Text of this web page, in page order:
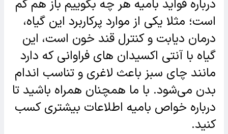
درباره فواید بامیه هر چه بگوییم باز هم کم
است؛ مثلا یکی از موارد پرکاربرد این گیاه،
درمان دیابت و کنترل قند خون است، این
گیاه با آنتی اکسیدان های فراوانی که دارد
مانند چای سبز باعث لاغری و تناسب اندام
بدن می‌شود. با ما همچنان همراه باشید تا
درباره خواص بامیه اطلاعات بیشتری کسب
کنید.